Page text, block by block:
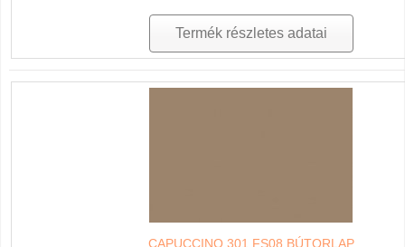
Termék részletes adatai
CAPUCCINO 301 FS08 BÚTORLAP